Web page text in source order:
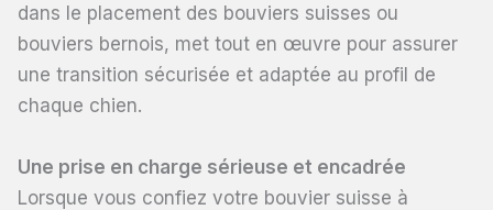
dans le placement des bouviers suisses ou
bouviers bernois, met tout en œuvre pour assurer
une transition sécurisée et adaptée au profil de
chaque chien.
Une prise en charge sérieuse et encadrée
Lorsque vous confiez votre bouvier suisse à